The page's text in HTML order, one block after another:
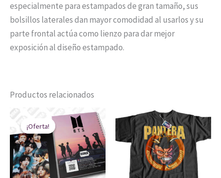
especialmente para estampados de gran tamaño, sus
bolsillos laterales dan mayor comodidad al usarlos y su
parte frontal actúa como lienzo para dar mejor
exposición al diseño estampado.
Productos relacionados
¡Oferta!
¡Oferta!
precio
original
era:
$ 24.900.
precio
actual
es:
$ 17.900.
Rango
de
precios:
desde
$ 39.900
hasta
$ 49.900